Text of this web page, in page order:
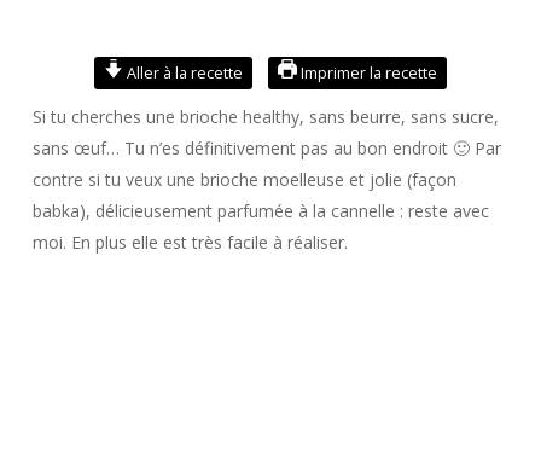
Aller à la recette Imprimer la recette
Si tu cherches une brioche healthy, sans beurre, sans sucre,
sans œuf… Tu n’es définitivement pas au bon endroit 🙂 Par
contre si tu veux une brioche moelleuse et jolie (façon
babka), délicieusement parfumée à la cannelle : reste avec
moi. En plus elle est très facile à réaliser.